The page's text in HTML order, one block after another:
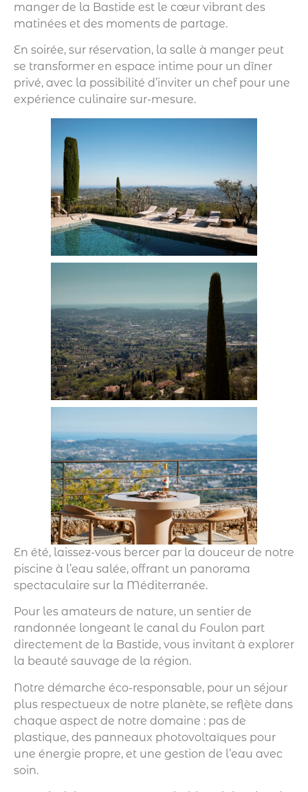
manger de la Bastide est le cœur vibrant des
matinées et des moments de partage.
En soirée, sur réservation, la salle à manger peut
se transformer en espace intime pour un dîner
privé, avec la possibilité d’inviter un chef pour une
expérience culinaire sur-mesure.
En été, laissez-vous bercer par la douceur de notre
piscine à l’eau salée, offrant un panorama
spectaculaire sur la Méditerranée.
Pour les amateurs de nature, un sentier de
randonnée longeant le canal du Foulon part
directement de la Bastide, vous invitant à explorer
la beauté sauvage de la région.
Notre démarche éco-responsable, pour un séjour
plus respectueux de notre planète, se reflète dans
chaque aspect de notre domaine : pas de
plastique, des panneaux photovoltaïques pour
une énergie propre, et une gestion de l’eau avec
soin.